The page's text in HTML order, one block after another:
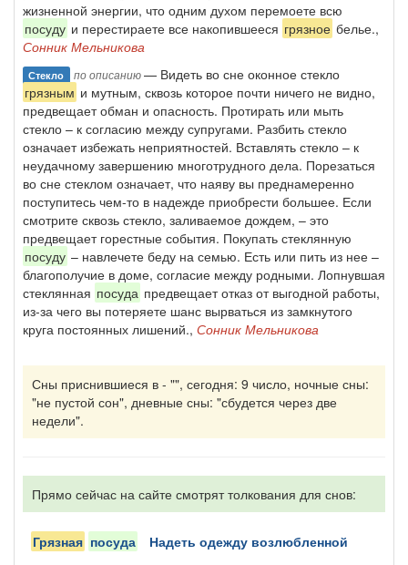
жизненной энергии, что одним духом перемоете всю
посуду и перестираете все накопившееся грязное белье.,
Сонник Мельникова
Стекло по описанию— Видеть во сне оконное стекло
грязным и мутным, сквозь которое почти ничего не видно,
предвещает обман и опасность. Протирать или мыть
стекло – к согласию между супругами. Разбить стекло
означает избежать неприятностей. Вставлять стекло – к
неудачному завершению многотрудного дела. Порезаться
во сне стеклом означает, что наяву вы преднамеренно
поступитесь чем-то в надежде приобрести большее. Если
смотрите сквозь стекло, заливаемое дождем, – это
предвещает горестные события. Покупать стеклянную
посуду – навлечете беду на семью. Есть или пить из нее –
благополучие в доме, согласие между родными. Лопнувшая
стеклянная посуда предвещает отказ от выгодной работы,
из-за чего вы потеряете шанс вырваться из замкнутого
круга постоянных лишений., Сонник Мельникова
Сны приснившиеся в - "", сегодня: 9 число, ночные сны:
"не пустой сон", дневные сны: "сбудется через две
недели".
Прямо сейчас на сайте смотрят толкования для снов:
грязная посуда надеть одежду возлюбленной